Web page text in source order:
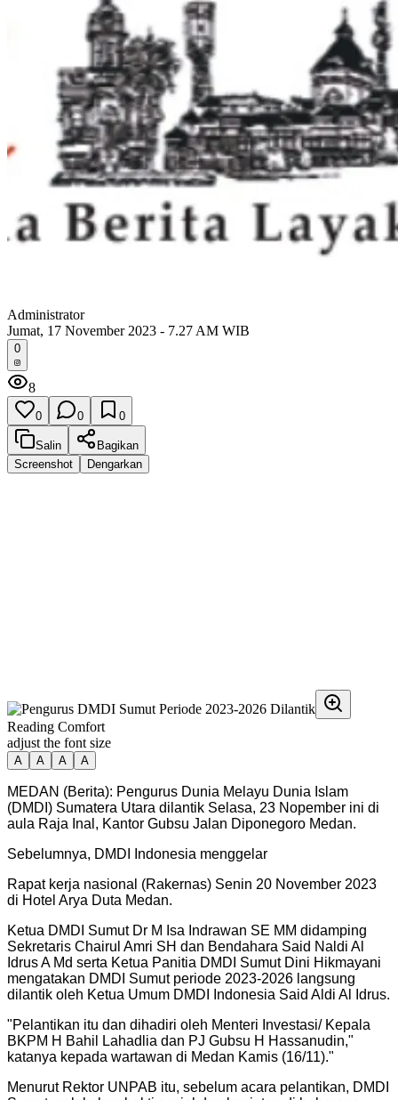
Administrator
Jumat, 17 November 2023 - 7.27 AM WIB
0
8
0 0 0
Salin
Bagikan
Screenshot
Dengarkan
Reading Comfort
adjust the font size
A A A A
MEDAN (Berita): Pengurus Dunia Melayu Dunia Islam
(DMDI) Sumatera Utara dilantik Selasa, 23 Nopember ini di
aula Raja Inal, Kantor Gubsu Jalan Diponegoro Medan.
Sebelumnya, DMDI Indonesia menggelar
Rapat kerja nasional (Rakernas) Senin 20 November 2023
di Hotel Arya Duta Medan.
Ketua DMDI Sumut Dr M Isa Indrawan SE MM didamping
Sekretaris Chairul Amri SH dan Bendahara Said Naldi Al
Idrus A Md serta Ketua Panitia DMDI Sumut Dini Hikmayani
mengatakan DMDI Sumut periode 2023-2026 langsung
dilantik oleh Ketua Umum DMDI Indonesia Said Aldi Al Idrus.
"Pelantikan itu dan dihadiri oleh Menteri Investasi/ Kepala
BKPM H Bahil Lahadlia dan PJ Gubsu H Hassanudin,"
katanya kepada wartawan di Medan Kamis (16/11)."
Menurut Rektor UNPAB itu, sebelum acara pelantikan, DMDI